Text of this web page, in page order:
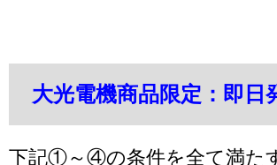
大光電機商品限定：即日
下記①～④の条件を全て満た